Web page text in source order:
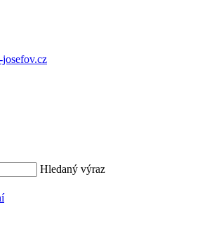
josefov.cz
Hledaný výraz